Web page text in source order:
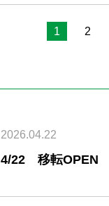
1 2
2026.04.22
4/22 移転OPEN